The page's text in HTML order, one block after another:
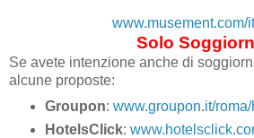
www.musement.com/
Solo
Se avete intenzione anche di
alcune proposte:
Groupon: www.groupon.it/roma/
HotelsClick: